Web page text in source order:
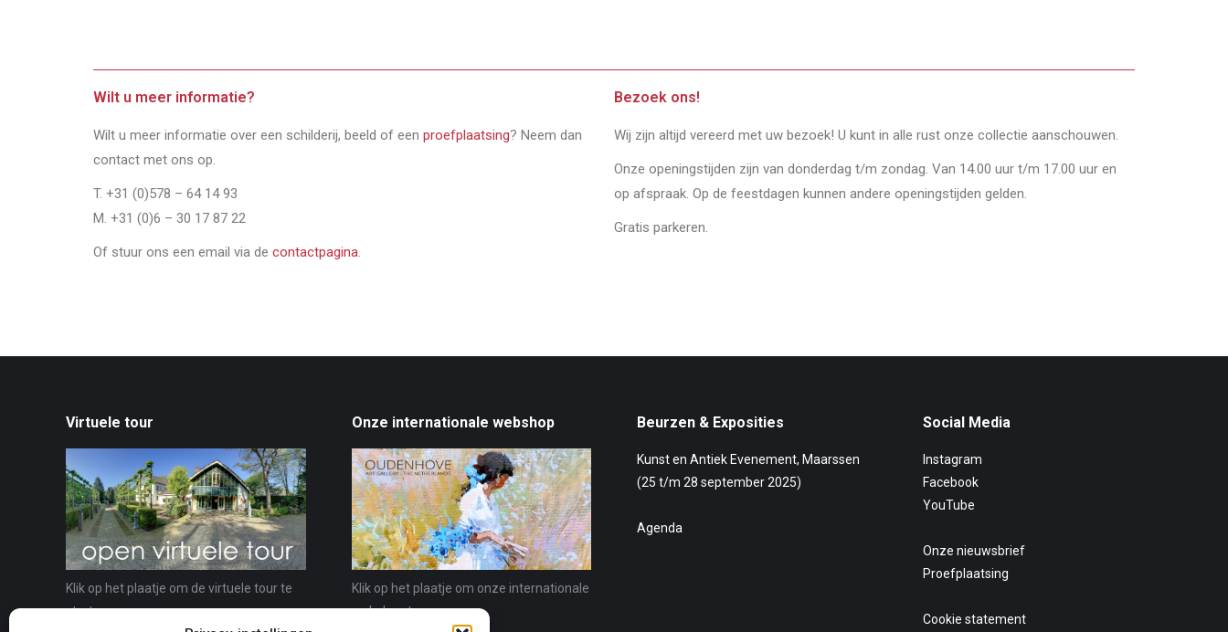
Wilt u meer informatie?
Wilt u meer informatie over een schilderij, beeld of een proefplaatsing? Neem dan
contact met ons op.
T. +31 (0)578 – 64 14 93
M. +31 (0)6 – 30 17 87 22
Of stuur ons een email via de contactpagina.
Bezoek ons!
Wij zijn altijd vereerd met uw bezoek! U kunt in alle rust onze collectie aanschouwen.
Onze openingstijden zijn van donderdag t/m zondag. Van 14.00 uur t/m 17.00 uur en
op afspraak. Op de feestdagen kunnen andere openingstijden gelden.
Gratis parkeren.
Virtuele tour
Klik op het plaatje om de virtuele tour te
starten.
Onze internationale webshop
Klik op het plaatje om onze internationale
webshop te openen.
Beurzen & Exposities
Kunst en Antiek Evenement, Maarssen
(25 t/m 28 september 2025)
Agenda
Social Media
Instagram
Facebook
YouTube
Onze nieuwsbrief
Proefplaatsing
Cookie statement